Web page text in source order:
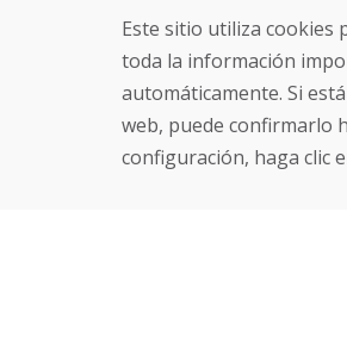
+421 919 282 306
info@domivosport.es
Este sitio utiliza cookies
toda la información
automáticamente. Si
web, puede confirmarlo
configuración, haga clic